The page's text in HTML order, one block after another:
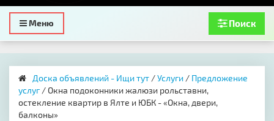
Toggle
navigation
Меню Поиск
Доска объявлений - Ищи тут /Услуги / Предложение
услуг/ Окна подоконники жалюзи рольставни,
остекление квартир в Ялте и ЮБК - «Окна, двери,
балконы»